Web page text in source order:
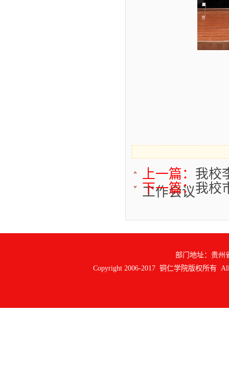
上一篇： 我校
工作会议
下一篇：我校
部门地址：贵州
Copyright 2006-2017 铜仁学院版权所有